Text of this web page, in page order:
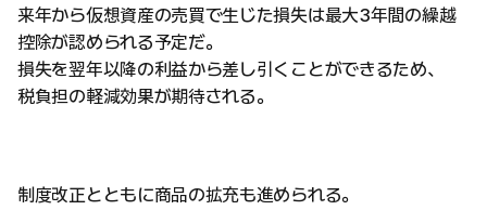
来年から仮想資産の売買で生じた損失は最大3年間の繰越
控除が認められる予定だ。
損失を翌年以降の利益から差し引くことができるため、
税負担の軽減効果が期待される。
制度改正とともに商品の拡充も進められる。